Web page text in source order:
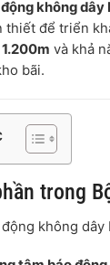
động không
thiết để triển
1.200m và khả
bãi.
trong
không